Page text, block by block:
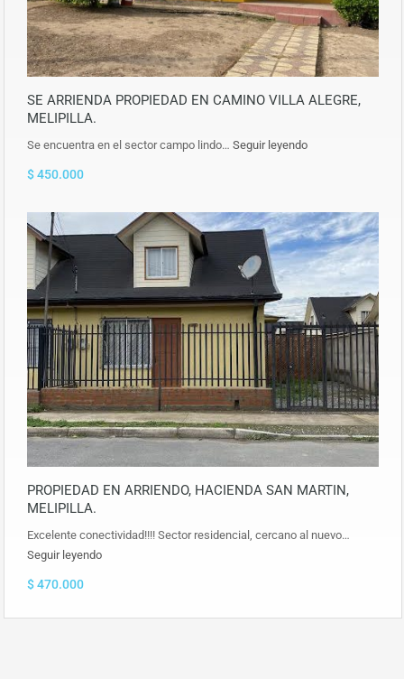
SE ARRIENDA PROPIEDAD EN CAMINO VILLA ALEGRE,
MELIPILLA.
Se encuentra en el sector campo lindo… Seguir leyendo
$ 450.000
PROPIEDAD EN ARRIENDO, HACIENDA SAN MARTIN,
MELIPILLA.
Excelente conectividad!!!! Sector residencial, cercano al nuevo…
Seguir leyendo
$ 470.000